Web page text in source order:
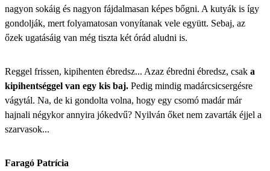
nagyon sokáig és nagyon fájdalmasan képes bőgni. A kutyák is így
gondolják, mert folyamatosan vonyítanak vele együtt. Sebaj, az
őzek ugatásáig van még tiszta két órád aludni is.
Reggel frissen, kipihenten ébredsz... Azaz ébredni ébredsz, csak a
kipihentséggel van egy kis baj. Pedig mindig madárcsicsergésre
vágytál. Na, de ki gondolta volna, hogy egy csomó madár már
hajnali négykor annyira jókedvű? Nyilván őket nem zavarták éjjel a
szarvasok...
Faragó Patrícia